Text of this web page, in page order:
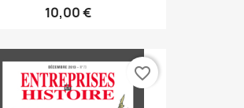
10,00 €
favorite_border